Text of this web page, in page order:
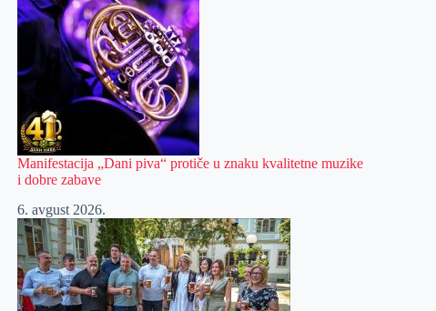
Manifestacija „Dani piva“ protiče u znaku kvalitetne muzike
i dobre zabave
6. avgust 2026.